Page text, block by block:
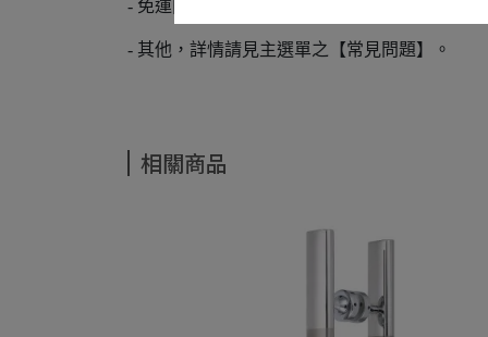
- 免運門檻視活動而變化，此區僅供參考，
- 其他，詳情請見主選單之【常見問題】。
相關商品